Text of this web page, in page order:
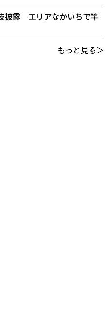
披露 エリアなかいちで竿
もっと見る＞